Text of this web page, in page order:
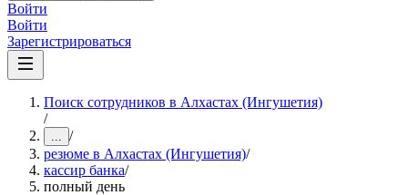
Войти
Войти
Зарегистрироваться
Поиск сотрудников в Алхастах (Ингушетия)
/
... /
резюме в Алхастах (Ингушетия)/
кассир банка/
полный день